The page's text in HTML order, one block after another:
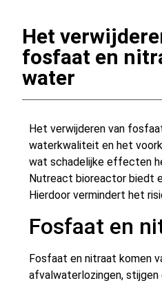
Het
fosfaat en
water
Het verwijderen van
waterkwaliteit en het
wat schadelijke effecten
Nutreact bioreactor biedt
Hierdoor vermindert het
Fosfaat en
Fosfaat en nitraat komen
afvalwaterlozingen,